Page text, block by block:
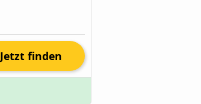
Jetzt finden